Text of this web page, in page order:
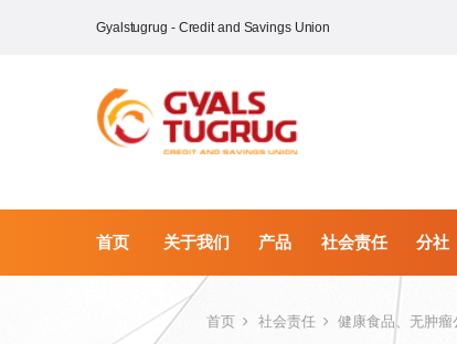
Gyalstugrug - Credit and Savings Union
首页 关于我们 产品 社会责任 分社
首页 社会责任 健康食品、无肿瘤